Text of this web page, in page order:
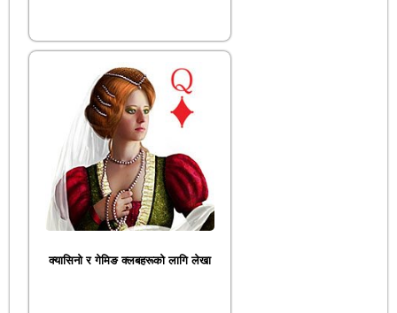
क्यासिनो र गेमिङ क्लबहरूको लागि लेखा